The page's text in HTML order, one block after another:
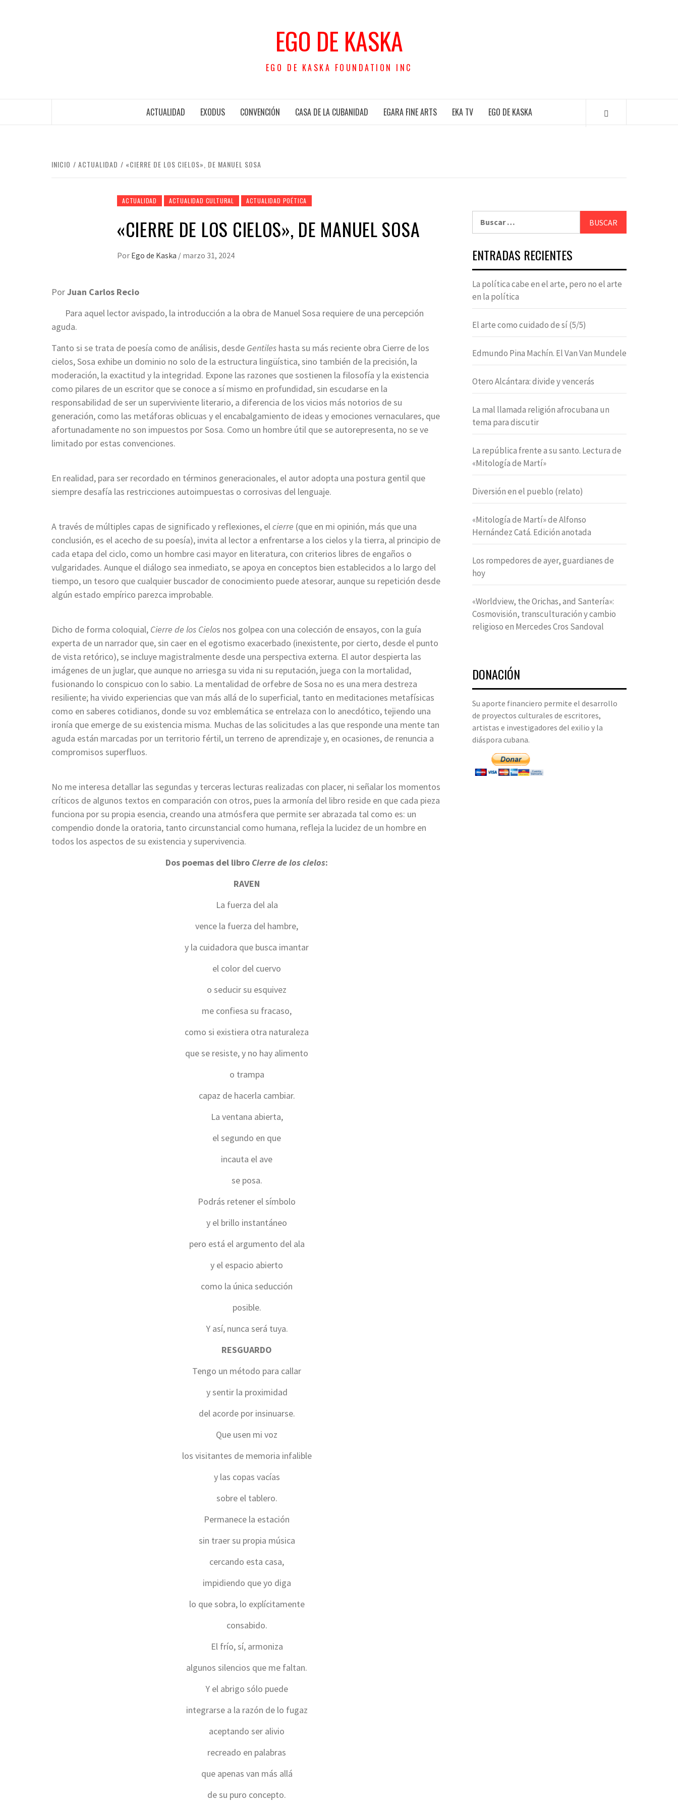
EGO DE KASKA
EGO DE KASKA FOUNDATION INC
ACTUALIDAD EXODUS CONVENCIÓN CASA DE LA CUBANIDAD EGARA FINE ARTS EKA TV EGO DE KASKA
INICIO ACTUALIDAD «CIERRE DE LOS CIELOS», DE MANUEL SOSA
ACTUALIDAD ACTUALIDAD CULTURAL ACTUALIDAD POÉTICA
«CIERRE DE LOS CIELOS», DE MANUEL SOSA
Por Ego de Kaska / marzo 31, 2024
PorJuan Carlos Recio
Para aquel lector avispado, la introducción a la obra de Manuel Sosa requiere de una percepción
aguda.
Tanto si se trata de poesía como de análisis, desde Gentiles hasta su más reciente obra Cierre de los
cielos, Sosa exhibe un dominio no solo de la estructura lingüística, sino también de la precisión, la
moderación, la exactitud y la integridad. Expone las razones que sostienen la filosofía y la existencia
como pilares de un escritor que se conoce a sí mismo en profundidad, sin escudarse en la
responsabilidad de ser un superviviente literario, a diferencia de los vicios más notorios de su
generación, como las metáforas oblicuas y el encabalgamiento de ideas y emociones vernaculares, que
afortunadamente no son impuestos por Sosa. Como un hombre útil que se autorepresenta, no se ve
limitado por estas convenciones.
En realidad, para ser recordado en términos generacionales, el autor adopta una postura gentil que
siempre desafía las restricciones autoimpuestas o corrosivas del lenguaje.
A través de múltiples capas de significado y reflexiones, elcierre (que en mi opinión, más que una
conclusión, es el acecho de su poesía), invita al lector a enfrentarse a los cielos y la tierra, al principio de
cada etapa del ciclo, como un hombre casi mayor en literatura, con criterios libres de engaños o
vulgaridades. Aunque el diálogo sea inmediato, se apoya en conceptos bien establecidos a lo largo del
tiempo, un tesoro que cualquier buscador de conocimiento puede atesorar, aunque su repetición desde
algún estado empírico parezca improbable.
Dicho de forma coloquial, Cierre de los Cielos nos golpea con una colección de ensayos, con la guía
experta de un narrador que, sin caer en el egotismo exacerbado (inexistente, por cierto, desde el punto
de vista retórico), se incluye magistralmente desde una perspectiva externa. El autor despierta las
imágenes de un juglar, que aunque no arriesga su vida ni su reputación, juega con la mortalidad,
fusionando lo conspicuo con lo sabio. La mentalidad de orfebre de Sosa no es una mera destreza
resiliente; ha vivido experiencias que van más allá de lo superficial, tanto en meditaciones metafísicas
como en saberes cotidianos, donde su voz emblemática se entrelaza con lo anecdótico, tejiendo una
ironía que emerge de su existencia misma. Muchas de las solicitudes a las que responde una mente tan
aguda están marcadas por un territorio fértil, un terreno de aprendizaje y, en ocasiones, de renuncia a
compromisos superfluos.
No me interesa detallar las segundas y terceras lecturas realizadas con placer, ni señalar los momentos
críticos de algunos textos en comparación con otros, pues la armonía del libro reside en que cada pieza
funciona por su propia esencia, creando una atmósfera que permite ser abrazada tal como es: un
compendio donde la oratoria, tanto circunstancial como humana, refleja la lucidez de un hombre en
todos los aspectos de su existencia y supervivencia.
Dos poemas del libro Cierre de los cielos:
RAVEN
La fuerza del ala
vence la fuerza del hambre,
y la cuidadora que busca imantar
el color del cuervo
o seducir su esquivez
me confiesa su fracaso,
como si existiera otra naturaleza
que se resiste, y no hay alimento
o trampa
capaz de hacerla cambiar.
La ventana abierta,
el segundo en que
incauta el ave
se posa.
Podrás retener el símbolo
y el brillo instantáneo
pero está el argumento del ala
y el espacio abierto
como la única seducción
posible.
Y así, nunca será tuya.
RESGUARDO
Tengo un método para callar
y sentir la proximidad
del acorde por insinuarse.
Que usen mi voz
los visitantes de memoria infalible
y las copas vacías
sobre el tablero.
Permanece la estación
sin traer su propia música
cercando esta casa,
impidiendo que yo diga
lo que sobra, lo explícitamente
consabido.
El frío, sí, armoniza
algunos silencios que me faltan.
Y el abrigo sólo puede
integrarse a la razón de lo fugaz
aceptando ser alivio
recreado en palabras
que apenas van más allá
de su puro concepto.
ENTRADAS RECIENTES
La política cabe en el arte, pero no el arte
en la política
El arte como cuidado de sí (5/5)
Edmundo Pina Machín. El Van Van Mundele
Otero Alcántara: divide y vencerás
La mal llamada religión afrocubana un
tema para discutir
La república frente a su santo. Lectura de
«Mitología de Martí»
Diversión en el pueblo (relato)
«Mitología de Martí» de Alfonso
Hernández Catá. Edición anotada
Los rompedores de ayer, guardianes de
hoy
«Worldview, the Orichas, and Santería»:
Cosmovisión, transculturación y cambio
religioso en Mercedes Cros Sandoval
DONACIÓN
Su aporte financiero permite el desarrollo
de proyectos culturales de escritores,
artistas e investigadores del exilio y la
diáspora cubana.